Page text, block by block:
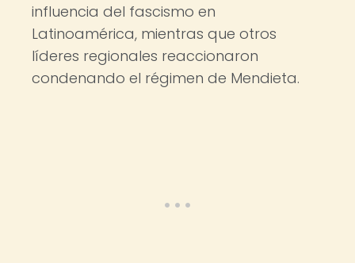
influencia del fascismo en
Latinoamérica, mientras que otros
líderes regionales reaccionaron
condenando el régimen de Mendieta.